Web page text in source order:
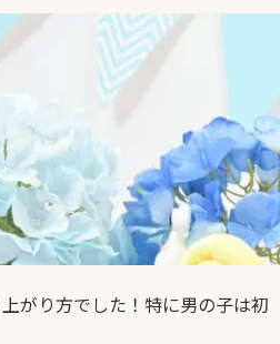
がり方でした！特に男の子は初